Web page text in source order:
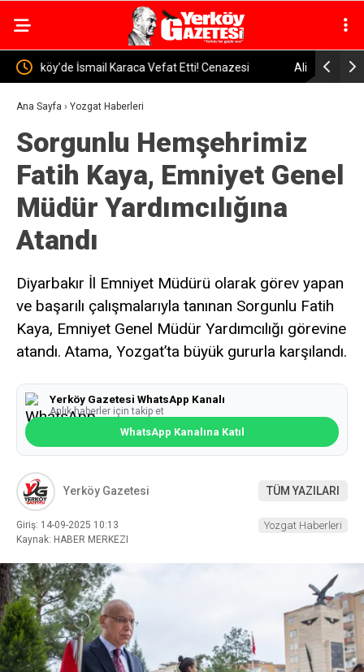
Alimpınar Köyünden, Kadir Altınsoy Hayatını Kaybetti
Ana Sayfa › Yozgat Haberleri
Sorgunlu Hemşehrimiz
Fatih Kaya, Emniyet Genel
Müdür Yardımcılığına
Atandı
Diyarbakır İl Emniyet Müdürü olarak görev yapan
ve başarılı çalışmalarıyla tanınan Sorgunlu Fatih
Kaya, Emniyet Genel Müdür Yardımcılığı görevine
atandı. Atama, Yozgat’ta büyük gururla karşılandı.
Yerköy Gazetesi WhatsApp Kanalı
Anlık haberler için takip et
WhatsApp Kanalına Katıl
Yerköy Gazetesi TÜM YAZILARI
Giriş: 14-09-2025 10:13
Kaynak: HABER MERKEZI
Yozgat Haberleri